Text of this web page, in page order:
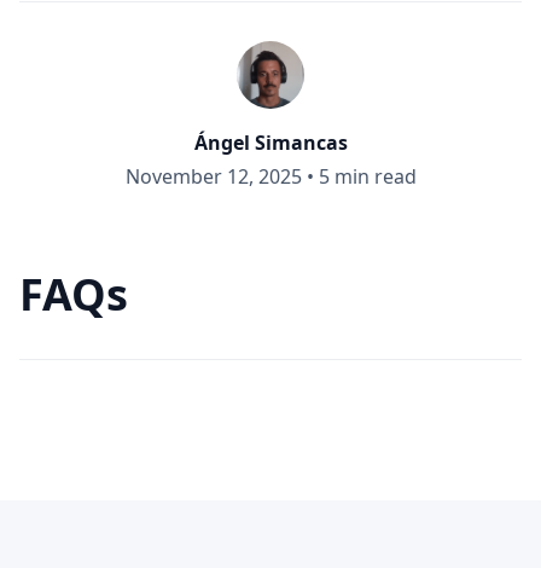
Ángel Simancas
November 12, 2025 • 5 min read
FAQs